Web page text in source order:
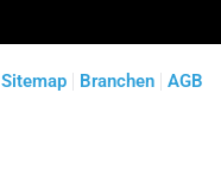
Sitemap Branchen AGB